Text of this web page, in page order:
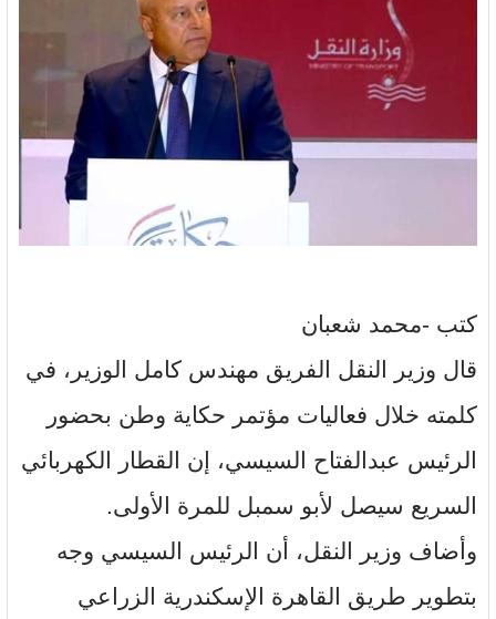
كتب -محمد شعبان
قال وزير النقل الفريق مهندس كامل الوزير، في
كلمته خلال فعاليات مؤتمر حكاية وطن بحضور
الرئيس عبدالفتاح السيسي، إن القطار الكهربائي
السريع سيصل لأبو سمبل للمرة الأولى.
وأضاف وزير النقل، أن الرئيس السيسي وجه
بتطوير طريق القاهرة الإسكندرية الزراعي